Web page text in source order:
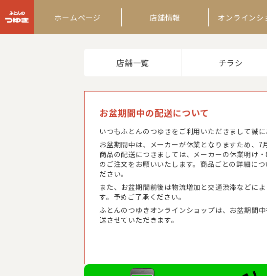
ホームページ 店舗情報 オンラインシ
店舗一覧 チラシ
お盆期間中の配送について
いつもふとんのつゆきをご利用いただきまして誠に
お盆期間中は、メーカーが休業となりますため、
商品の配送につきましては、メーカーの休業明け
のご注文をお願いいたします。商品ごとの詳細に
ださい。
また、お盆期間前後は物流増加と交通渋滞などに
す。予めご了承ください。
ふとんのつゆきオンラインショップは、お盆期間
送させていただきます。